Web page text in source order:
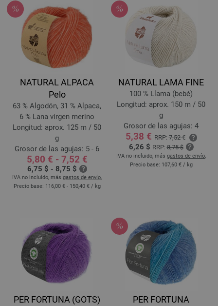
NATURAL ALPACA
Pelo
63 % Algodón, 31 % Alpaca,
6 % Lana virgen merino
Longitud: aprox. 125 m / 50
g
Grosor de las agujas: 5 - 6
5,80 € - 7,52 €
6,75 $ - 8,75 $
IVA no incluido, más gastos de envío,
Precio base: 116,00 € - 150,40 € / kg
NATURAL LAMA FINE
100 % Llama (bebé)
Longitud: aprox. 150 m / 50
g
Grosor de las agujas: 4
5,38 € RRP:7,52 €
6,26 $ RRP:8,75 $
IVA no incluido, más gastos de envío,
Precio base: 107,60 € / kg
PER FORTUNA (GOTS)
PER FORTUNA